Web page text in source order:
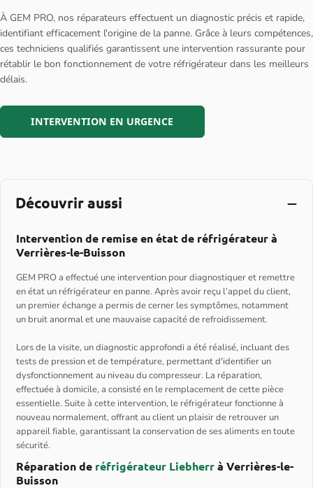
À GEM PRO, nos réparateurs effectuent un diagnostic précis et rapide,
identifiant efficacement l'origine de la panne. Grâce à leurs compétences,
ces techniciens qualifiés garantissent une intervention rassurante pour
rétablir le bon fonctionnement de votre réfrigérateur dans les meilleurs
délais.
INTERVENTION EN URGENCE
Découvrir aussi
Intervention de remise en état de réfrigérateur à
Verrières-le-Buisson
GEM PRO a effectué une intervention pour diagnostiquer et remettre
en état un réfrigérateur en panne. Après avoir reçu l’appel du client,
un premier échange a permis de cerner les symptômes, notamment
un bruit anormal et une mauvaise capacité de refroidissement.
Lors de la visite, un diagnostic approfondi a été réalisé, incluant des
tests de pression et de température, permettant d'identifier un
dysfonctionnement au niveau du compresseur. La réparation,
effectuée à domicile, a consisté en le remplacement de cette pièce
essentielle. Suite à cette intervention, le réfrigérateur fonctionne à
nouveau normalement, offrant au client un plaisir de retrouver un
appareil fiable, garantissant la conservation de ses aliments en toute
sécurité.
Réparation de réfrigérateur Liebherr à Verrières-le-
Buisson